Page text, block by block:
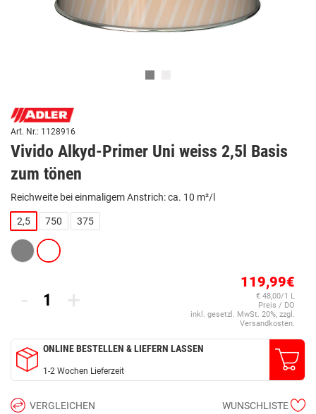
Art. Nr.: 1128916
Vivido Alkyd-Primer Uni weiss 2,5l Basis
zum tönen
Reichweite bei einmaligem Anstrich: ca. 10 m²/l
2,5 750 375
- +
119,99€
€ 48,00/1 L
Preis / DO
inkl. gesetzl. MwSt. 20%, zzgl.
Versandkosten.
ONLINE BESTELLEN & LIEFERN LASSEN
1-2 Wochen Lieferzeit
VERGLEICHEN WUNSCHLISTE